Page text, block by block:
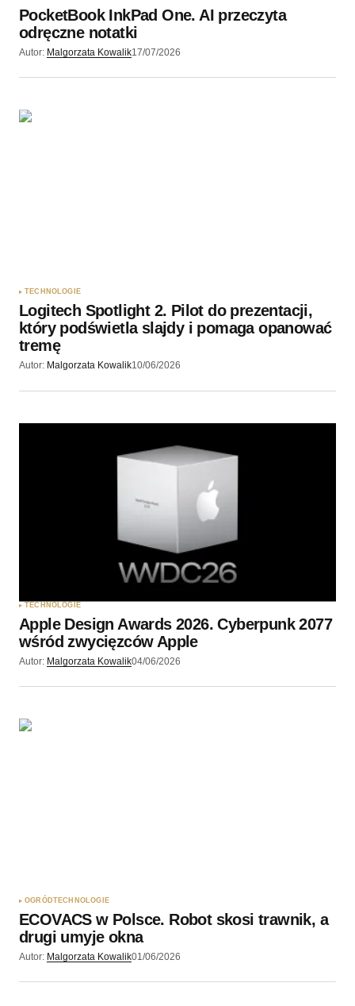
Wyślij komentarz
PocketBook InkPad One. AI przeczyta
odręczne notatki
Autor: Malgorzata Kowalik17/07/2026
TECHNOLOGIE
Logitech Spotlight 2. Pilot do prezentacji,
który podświetla slajdy i pomaga opanować
tremę
Autor: Malgorzata Kowalik10/06/2026
TECHNOLOGIE
Apple Design Awards 2026. Cyberpunk 2077
wśród zwycięzców Apple
Autor: Malgorzata Kowalik04/06/2026
OGRÓDTECHNOLOGIE
ECOVACS w Polsce. Robot skosi trawnik, a
drugi umyje okna
Autor: Malgorzata Kowalik01/06/2026